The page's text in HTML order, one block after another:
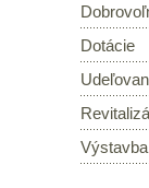
Dotácie